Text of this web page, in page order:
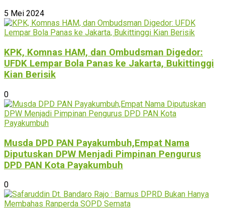
5 Mei 2024
KPK, Komnas HAM, dan Ombudsman Digedor:
UFDK Lempar Bola Panas ke Jakarta, Bukittinggi
Kian Berisik
0
Musda DPD PAN Payakumbuh,Empat Nama
Diputuskan DPW Menjadi Pimpinan Pengurus
DPD PAN Kota Payakumbuh
0